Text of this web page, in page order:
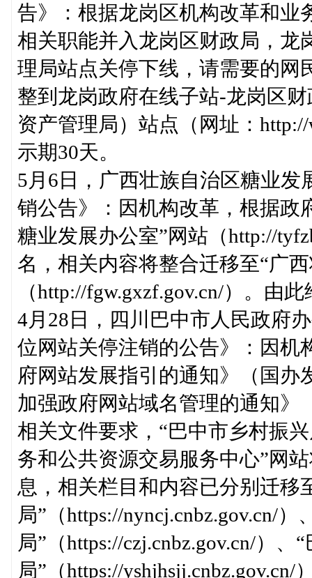
告》：根据龙岗区机构改革和业
相关职能并入龙岗区财政局，龙
理局站点关停下线，请需要的网
整到龙岗政府在线子站-龙岗区
资产管理局）站点（网址：
示期30天。
5月6日，广西壮族自治区糖业
销公告》：因机构改革，根据政
糖业发展办公室”网站（http://
名，相关内容将整合迁移至“广
（http://fgw.gxzf.gov.cn/）。由
4月28日，四川巴中市人民政府
位网站关停注销的公告》：因机
府网站发展指引的通知》（国办
加强政府网站域名管理的通知》
相关文件要求，“巴中市乡村振
务和公共资源交易服务中心”网
息，相关栏目和内容已分别迁移
局”（https://nyncj.cnbz.gov.cn/）
局”（https://czj.cnbz.gov.cn/）、
局”（https://